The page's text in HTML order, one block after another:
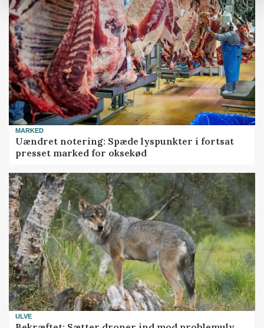
MARKED
Uændret notering: Spæde lyspunkter i fortsat
presset marked for oksekød
ULVE